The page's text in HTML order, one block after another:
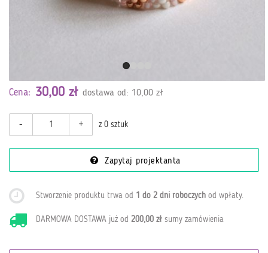
Cena: 30,00 zł dostawa od: 10,00 zł
- + z 0 sztuk
Zapytaj projektanta
Stworzenie produktu trwa od 1 do 2 dni roboczych od wpłaty.
DARMOWA DOSTAWA już od200,00 zł sumy zamówienia